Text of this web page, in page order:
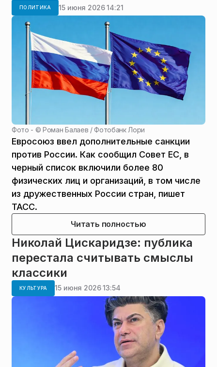
ПОЛИТИКА 15 июня 2026 14:21
Фото - ©Роман Балаев / Фотобанк Лори
Евросоюз ввел дополнительные санкции
против России. Как сообщил Совет ЕС, в
черный список включили более 80
физических лиц и организаций, в том числе
из дружественных России стран, пишет
ТАСС.
Читать полностью
Николай Цискаридзе: публика
перестала считывать смыслы
классики
КУЛЬТУРА 15 июня 2026 13:54